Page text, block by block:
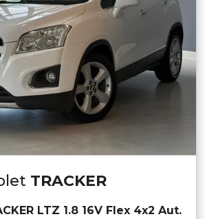
TRACKER
LTZ 1.8 16V Flex 4x2 Aut.